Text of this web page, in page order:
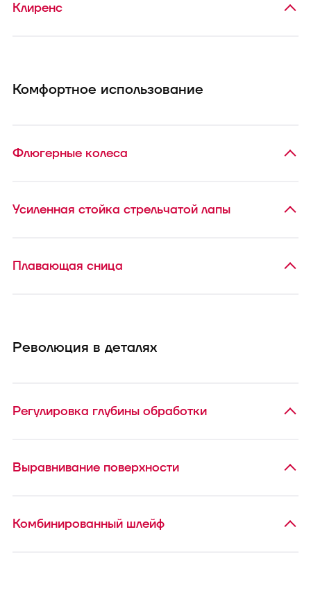
Клиренс
Комфортное использование
Флюгерные колеса
Усиленная стойка стрельчатой лапы
Плавающая сница
Революция в деталях
Регулировка глубины обработки
Выравнивание поверхности
Комбинированный шлейф